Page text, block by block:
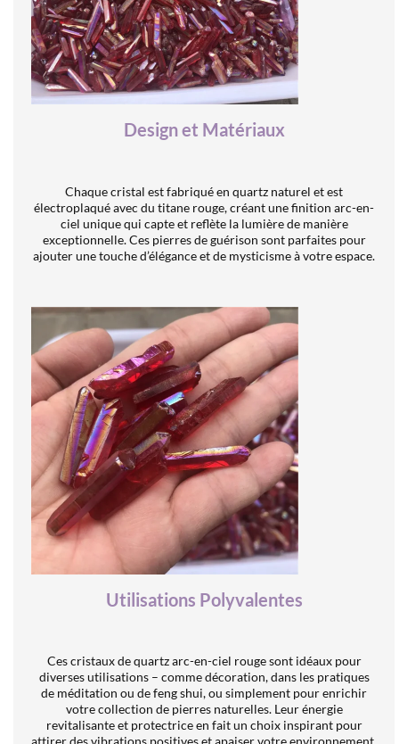
Design et Matériaux
Chaque cristal est fabriqué en quartz naturel et est
électroplaqué avec du titane rouge, créant une finition arc-en-
ciel unique qui capte et reflète la lumière de manière
exceptionnelle. Ces pierres de guérison sont parfaites pour
ajouter une touche d’élégance et de mysticisme à votre espace.
Utilisations Polyvalentes
Ces cristaux de quartz arc-en-ciel rouge sont idéaux pour
diverses utilisations – comme décoration, dans les pratiques
de méditation ou de feng shui, ou simplement pour enrichir
votre collection de pierres naturelles. Leur énergie
revitalisante et protectrice en fait un choix inspirant pour